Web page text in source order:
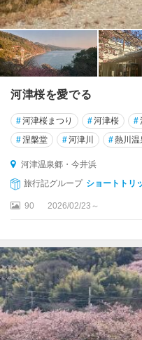
伊
豆
高
原
伊
豆
（
熱
稲
取
津
）
熱
川
温
泉
河津桜を愛でる
#河津桜まつり #河津桜 #
#涅槃堂 #河津川 #熱川温
河津温泉郷・今井浜
旅行記グループ ショートトリ
90 2026/02/23～